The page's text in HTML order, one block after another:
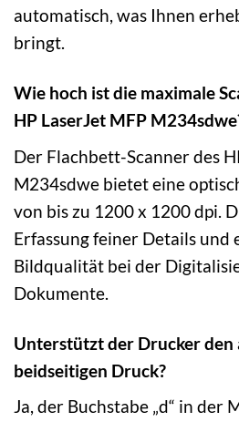
automatisch, was Ihnen
bringt.
Wie hoch ist die maximale
HP LaserJet MFP
Der Flachbett-Scanner des
M234sdwe bietet eine
von bis zu 1200 x 1200 dpi.
Erfassung feiner Details und
Bildqualität bei der
Dokumente.
Unterstützt der Drucker den
beidseitigen Druck?
Ja, der Buchstabe „d“ in der